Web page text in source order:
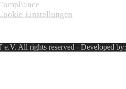
Einstellungen
All rights reserved - Developed by: